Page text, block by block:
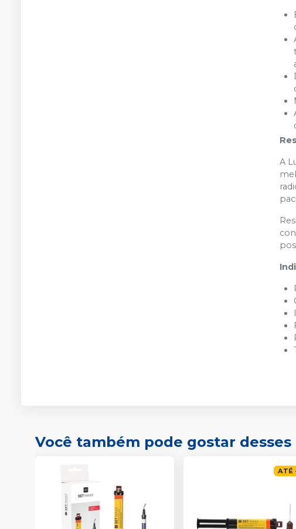
A
Você também pode gostar desses
ATÉ